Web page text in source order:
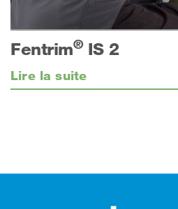
Fentrim®IS 2
Lire la suite